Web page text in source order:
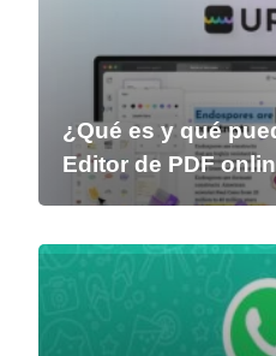
¿Qué es y qué
Editor de PDF